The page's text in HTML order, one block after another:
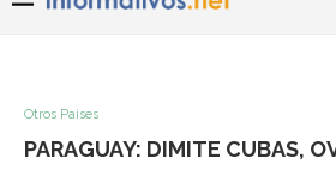
Otros Paises
PARAGUAY: DIMITE CUBAS,